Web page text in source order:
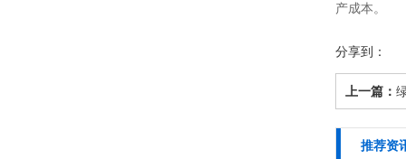
产成本。
分享到：
上一篇：
推荐资